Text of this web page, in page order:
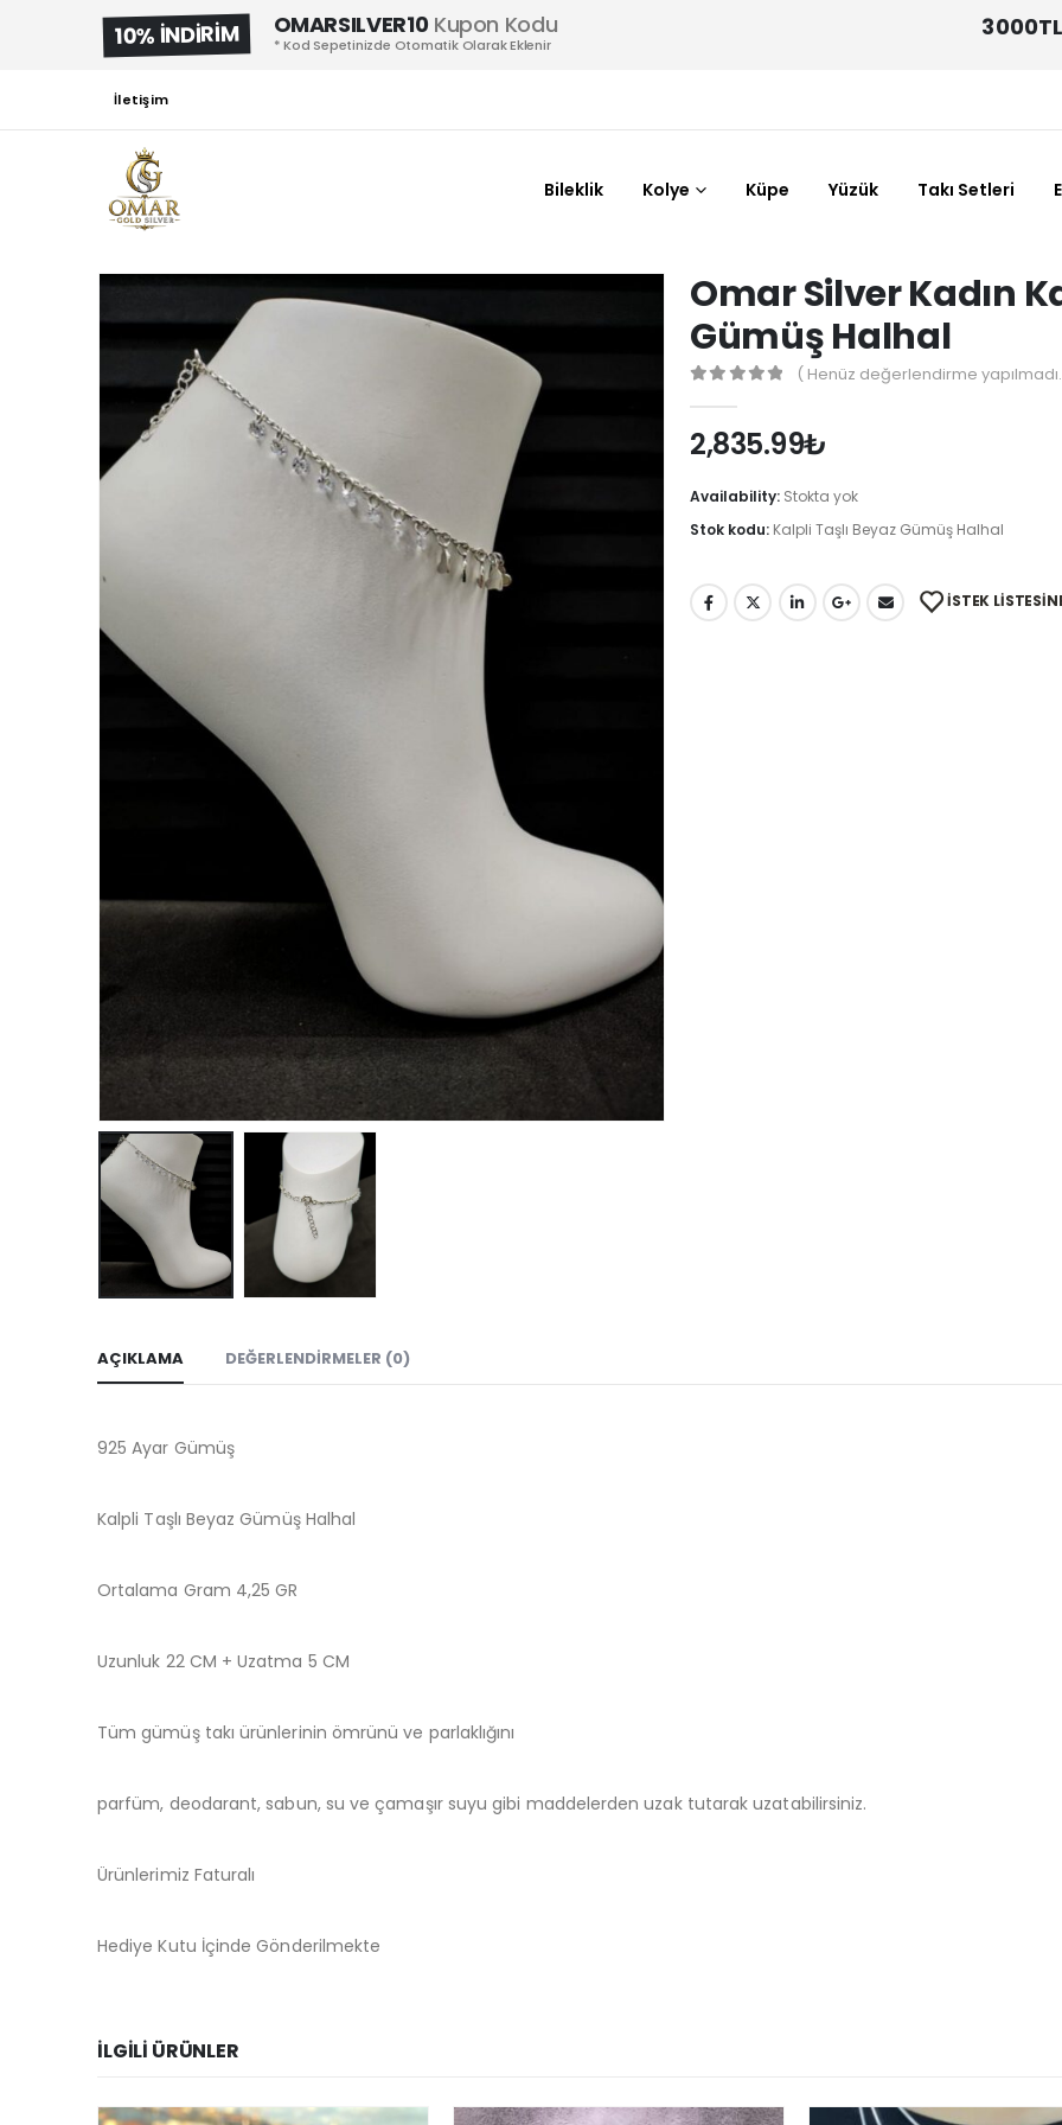
10% İNDİRİM OMARSILVER10Kupon Kodu
* Kod Sepetinizde Otomatik Olarak Eklenir
İletişim
Bileklik Kolye Küpe Yüzük Takı Setleri
Omar Silver Kadın
Gümüş Halhal
( Henüz değerlendirme
2,835.99₺
Availability: Stokta yok
Stok kodu: Kalpli Taşlı Beyaz Gümüş Halhal
İSTEK
AÇIKLAMA DEĞERLENDIRMELER (0)
925 Ayar Gümüş
Kalpli Taşlı Beyaz Gümüş Halhal
Ortalama Gram 4,25 GR
Uzunluk 22 CM + Uzatma 5 CM
Tüm gümüş takı ürünlerinin ömrünü ve parlaklığını
parfüm, deodarant, sabun, su ve çamaşır suyu gibi maddelerden uzak tutarak uzatabilirsiniz.
Ürünlerimiz Faturalı
Hediye Kutu İçinde Gönderilmekte
İLGILI ÜRÜNLER